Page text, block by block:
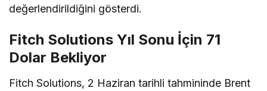
değerlendirildiğini gösterdi.
Fitch Solutions Yıl Sonu İçin 71
Dolar Bekliyor
Fitch Solutions, 2 Haziran tarihli tahmininde Brent